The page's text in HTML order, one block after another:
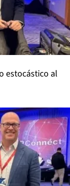
estocástico al